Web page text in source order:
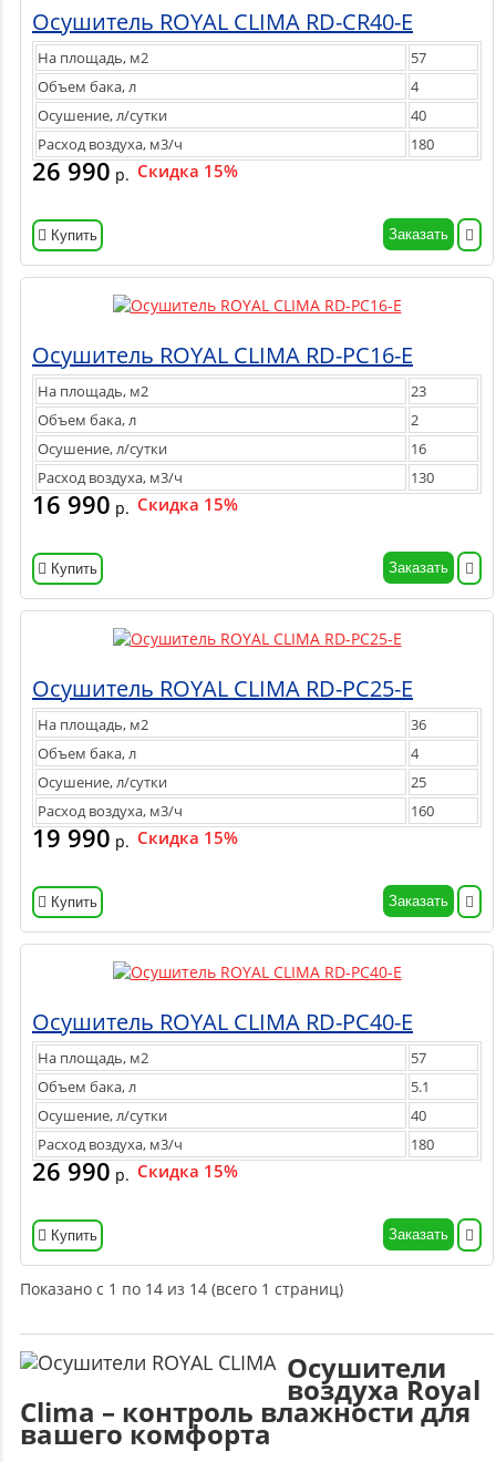
Осушитель ROYAL CLIMA RD-CR40-E
На площадь, м2
57
Объем бака, л
4
Осушение, л/сутки
40
Расход воздуха, м3/ч
180
26 990 р. Скидка 15%
Купить Заказать
Осушитель ROYAL CLIMA RD-PC16-E
На площадь, м2
23
Объем бака, л
2
Осушение, л/сутки
16
Расход воздуха, м3/ч
130
16 990 р. Скидка 15%
Купить Заказать
Осушитель ROYAL CLIMA RD-PC25-E
На площадь, м2
36
Объем бака, л
4
Осушение, л/сутки
25
Расход воздуха, м3/ч
160
19 990 р. Скидка 15%
Купить Заказать
Осушитель ROYAL CLIMA RD-PC40-E
На площадь, м2
57
Объем бака, л
5.1
Осушение, л/сутки
40
Расход воздуха, м3/ч
180
26 990 р. Скидка 15%
Купить Заказать
Показано с 1 по 14 из 14 (всего 1 страниц)
Осушители
воздуха Royal
Clima – контроль влажности для
вашего комфорта